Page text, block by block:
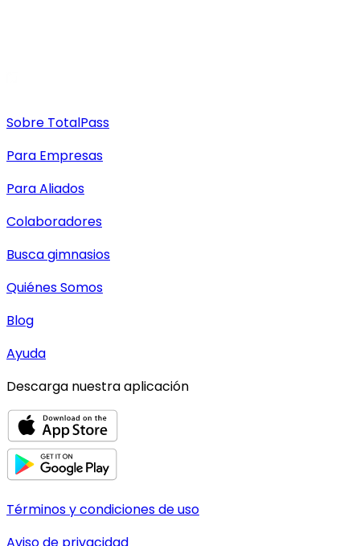
Sobre TotalPass
Para Empresas
Para Aliados
Colaboradores
Busca gimnasios
Quiénes Somos
Blog
Ayuda
Descarga nuestra aplicación
Términos y condiciones de uso